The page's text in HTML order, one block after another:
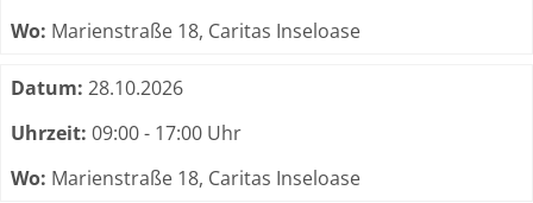
Wo: Marienstraße 18, Caritas Inseloase
Datum: 28.10.2026
Uhrzeit: 09:00 - 17:00 Uhr
Wo: Marienstraße 18, Caritas Inseloase